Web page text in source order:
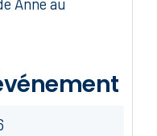
Anne au